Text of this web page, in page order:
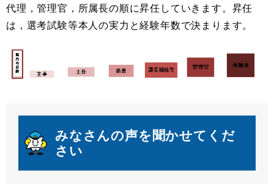
代理，管理官，所属長の順に昇任していきます。昇任
は，選考試験等本人の実力と経験年数で決まります。
みなさんの声を聞かせてくだ
さい